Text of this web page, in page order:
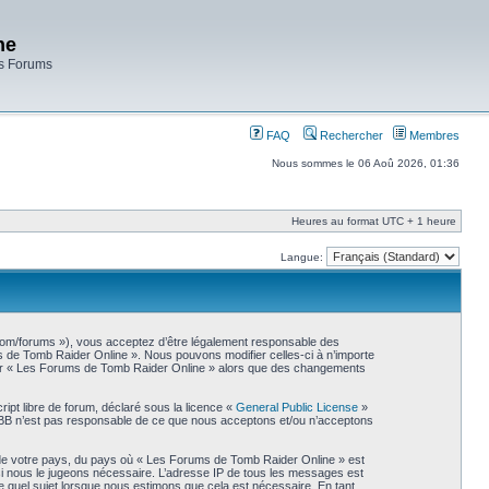
Forums
FAQ Rechercher Membres
Nous sommes le 06 Aoû 2026, 01:36
Heures au format UTC + 1 heure
Langue:
forums »), vous acceptez d’être légalement responsable des
Tomb Raider Online ». Nous pouvons modifier celles-ci à n’importe
Les Forums de Tomb Raider Online » alors que des changements
libre de forum, déclaré sous la licence « General Public License»
n’est pas responsable de ce que nous acceptons et/ou n’acceptons
votre pays, du pays où « Les Forums de Tomb Raider Online » est
le jugeons nécessaire. L’adresse IP de tous les messages est
sujet lorsque nous estimons que cela est nécessaire. En tant